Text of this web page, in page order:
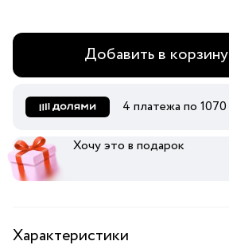
Добавить в корзину
4 платежа по 1070
Хочу это в подарок
Характеристики